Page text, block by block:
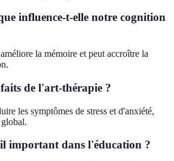
influence-t-elle notre cognition
la mémoire et peut accroître la
de l'art-thérapie ?
les symptômes de stress et d'anxiété,
important dans l'éducation ?